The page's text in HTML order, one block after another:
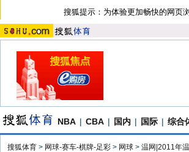
搜狐提示：为体验更加畅快的网页
NBA | CBA | 国内 | 国际 | 综合
搜狐体育 > 网球-赛车-棋牌-足彩 > 网球 > 温网|2011年